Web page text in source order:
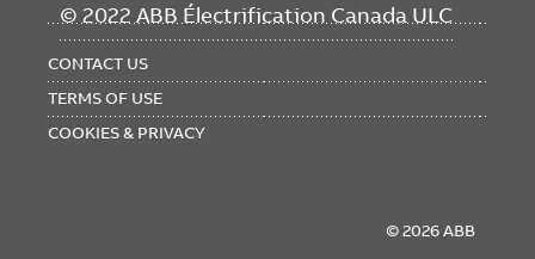
© 2022 ABB Électrification Canada ULC
FOOTER
CONTACT US
TERMS OF USE
COOKIES & PRIVACY
© 2026 ABB